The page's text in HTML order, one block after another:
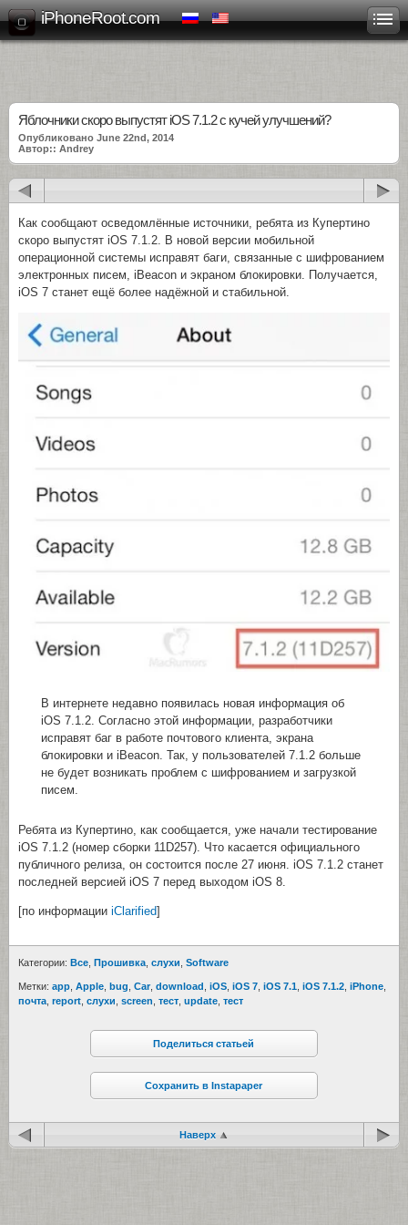
iPhoneRoot.com
Яблочники скоро выпустят iOS 7.1.2 с кучей улучшений?
Опубликовано June 22nd, 2014
Автор:: Andrey
Как сообщают осведомлённые источники, ребята из Купертино
скоро выпустят iOS 7.1.2. В новой версии мобильной
операционной системы исправят баги, связанные с шифрованием
электронных писем, iBeacon и экраном блокировки. Получается,
iOS 7 станет ещё более надёжной и стабильной.
В интернете недавно появилась новая информация об
iOS 7.1.2. Согласно этой информации, разработчики
исправят баг в работе почтового клиента, экрана
блокировки и iBeacon. Так, у пользователей 7.1.2 больше
не будет возникать проблем с шифрованием и загрузкой
писем.
Ребята из Купертино, как сообщается, уже начали тестирование
iOS 7.1.2 (номер сборки 11D257). Что касается официального
публичного релиза, он состоится после 27 июня. iOS 7.1.2 станет
последней версией iOS 7 перед выходом iOS 8.
[по информации iClarified]
Категории: Все Прошивка cлухи Software
Метки: app Apple bug Car, download iOS iOS 7 iOS 7.1 iOS 7.1.2 iPhone
почта report cлухи screen тест update тест
Поделиться статьей
Сохранить в Instapaper
Наверх